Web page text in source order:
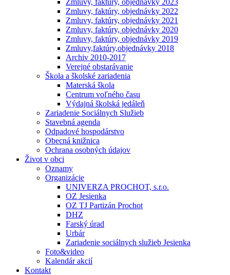
Zmluvy, faktúry, objednávky 2023
Zmluvy, faktúry, objednávky 2022
Zmluvy, faktúry, objednávky 2021
Zmluvy, faktúry, objednávky 2020
Zmluvy, faktúry, objednávky 2019
Zmluvy,faktúry,objednávky 2018
Archiv 2010-2017
Verejné obstarávanie
Škola a školské zariadenia
Materská škola
Centrum voľného času
Výdajná školská jedáleň
Zariadenie Sociálnych Služieb
Stavebná agenda
Odpadové hospodárstvo
Obecná knižnica
Ochrana osobných údajov
Život v obci
Oznamy
Organizácie
UNIVERZA PROCHOT, s.r.o.
OZ Jesienka
OZ TJ Partizán Prochot
DHZ
Farský úrad
Urbár
Zariadenie sociálnych služieb Jesienka
Foto&video
Kalendár akcií
Kontakt